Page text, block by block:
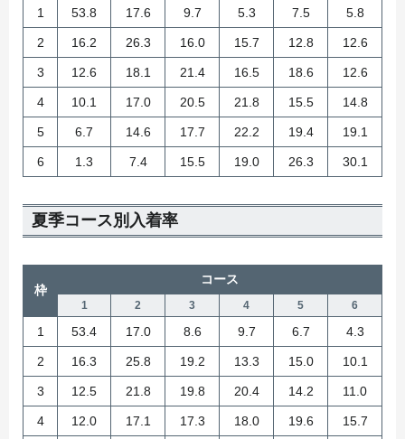
1 53.8 17.6 9.7 5.3 7.5 5.8
2 16.2 26.3 16.0 15.7 12.8 12.6
3 12.6 18.1 21.4 16.5 18.6 12.6
4 10.1 17.0 20.5 21.8 15.5 14.8
5 6.7 14.6 17.7 22.2 19.4 19.1
6 1.3 7.4 15.5 19.0 26.3 30.1
夏季コース別入着率
枠
コース
1 2 3 4 5 6
1 53.4 17.0 8.6 9.7 6.7 4.3
2 16.3 25.8 19.2 13.3 15.0 10.1
3 12.5 21.8 19.8 20.4 14.2 11.0
4 12.0 17.1 17.3 18.0 19.6 15.7